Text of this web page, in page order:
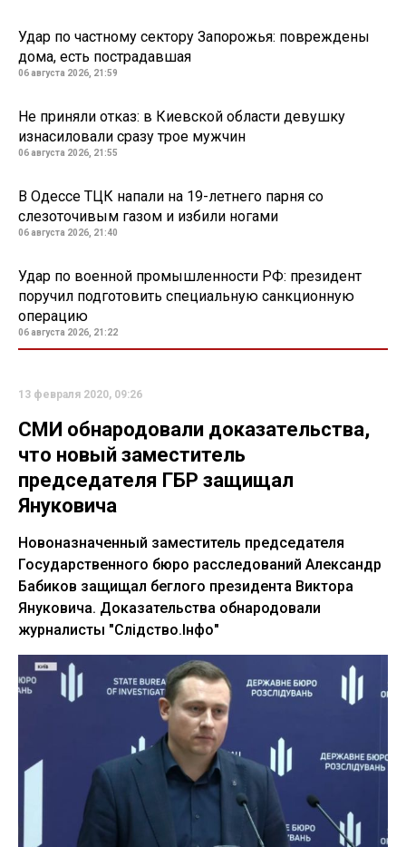
Удар по частному сектору Запорожья: повреждены
дома, есть пострадавшая
06 августа 2026, 21:59
Не приняли отказ: в Киевской области девушку
изнасиловали сразу трое мужчин
06 августа 2026, 21:55
В Одессе ТЦК напали на 19-летнего парня со
слезоточивым газом и избили ногами
06 августа 2026, 21:40
Удар по военной промышленности РФ: президент
поручил подготовить специальную санкционную
операцию
06 августа 2026, 21:22
13 февраля 2020, 09:26
СМИ обнародовали доказательства,
что новый заместитель
председателя ГБР защищал
Януковича
Новоназначенный заместитель председателя
Государственного бюро расследований Александр
Бабиков защищал беглого президента Виктора
Януковича. Доказательства обнародовали
журналисты "Слідство.Інфо"